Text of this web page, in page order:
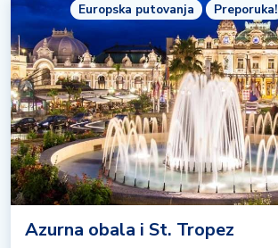
Europska putovanja Preporuka!
Azurna obala i St. Tropez